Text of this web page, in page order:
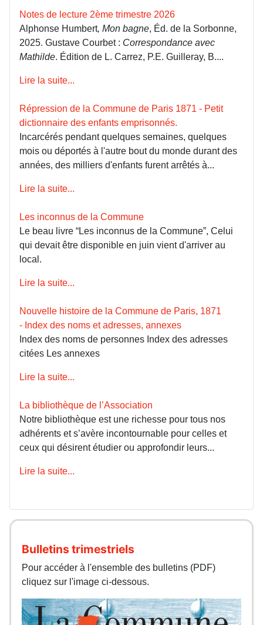
Notes de lecture 2ème trimestre 2026
Alphonse Humbert, Mon bagne, Éd. de la Sorbonne,
2025. Gustave Courbet : Correspondance avec
Mathilde. Édition de L. Carrez, P.E. Guilleray, B....
Lire la suite...
Répression de la Commune de Paris 1871 - Petit
dictionnaire des enfants emprisonnés.
Incarcérés pendant quelques semaines, quelques
mois ou déportés à l'autre bout du monde durant des
années, des milliers d'enfants furent arrêtés à...
Lire la suite...
Les inconnus de la Commune
Le beau livre “Les inconnus de la Commune”, Celui
qui devait être disponible en juin vient d'arriver au
local.
Lire la suite...
Nouvelle histoire de la Commune de Paris, 1871
- Index des noms et adresses, annexes
Index des noms de personnes Index des adresses
citées Les annexes
Lire la suite...
La bibliothèque de l’Association
Notre bibliothèque est une richesse pour tous nos
adhérents et s’avère incontournable pour celles et
ceux qui désirent étudier ou approfondir leurs...
Lire la suite...
Bulletins trimestriels
Pour accéder à l'ensemble des bulletins (PDF)
cliquez sur l'image ci-dessous.